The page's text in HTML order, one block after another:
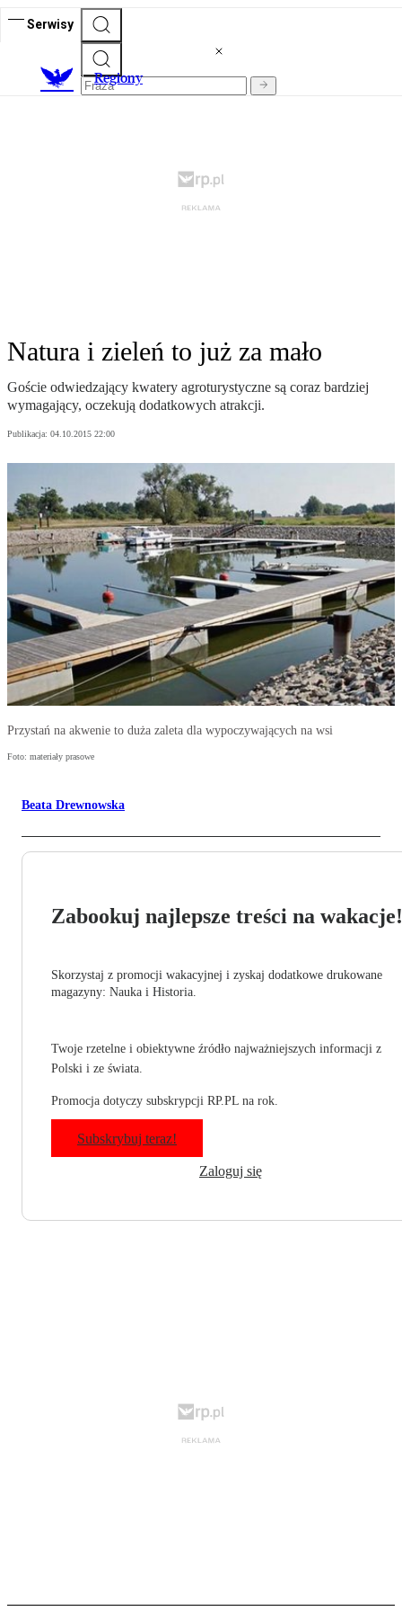
Serwisy
Regiony
Natura i zieleń to już za mało
Goście odwiedzający kwatery agroturystyczne są coraz bardziej
wymagający, oczekują dodatkowych atrakcji.
Publikacja: 04.10.2015 22:00
Przystań na akwenie to duża zaleta dla wypoczywających na wsi
Foto: materiały prasowe
Beata Drewnowska
Zabookuj najlepsze treści na wakacje!
Skorzystaj z promocji wakacyjnej i zyskaj dodatkowe drukowane
magazyny: Nauka i Historia.
Twoje rzetelne i obiektywne źródło najważniejszych informacji z
Polski i ze świata.
Promocja dotyczy subskrypcji RP.PL na rok.
Subskrybuj teraz!
Zaloguj się